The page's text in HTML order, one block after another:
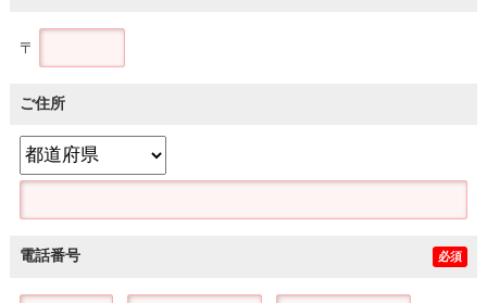
〒
ご住所
電話番号 必須